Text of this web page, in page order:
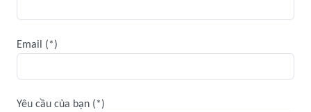
Email
Yêu cầu của bạn